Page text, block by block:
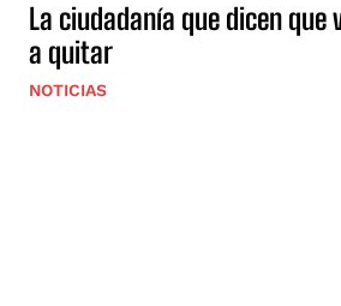
La ciudadanía que dicen que
a quitar
NOTICIAS